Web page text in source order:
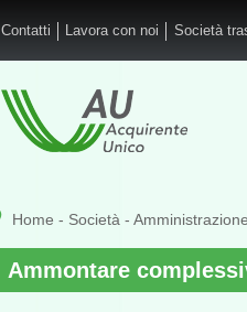
Contatti Lavora con noi Società
Home - Società -
Ammontare